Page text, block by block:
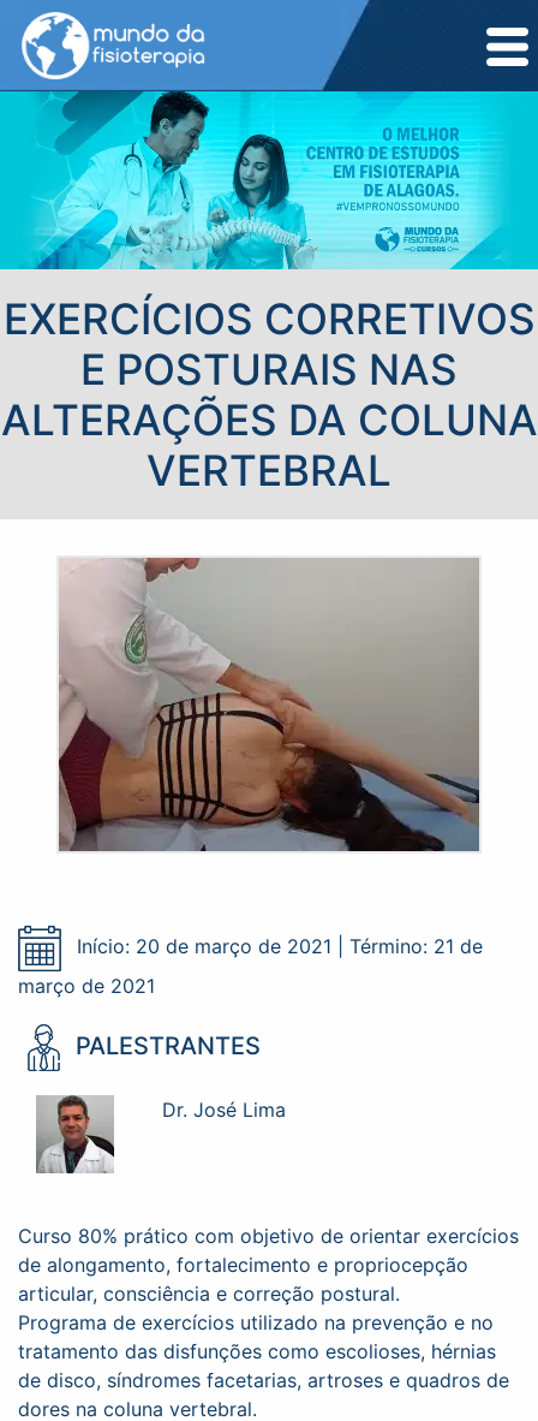
EXERCÍCIOS CORRETIVOS
E POSTURAIS NAS
ALTERAÇÕES DA COLUNA
VERTEBRAL
Início: 20 de março de 2021 | Término: 21 de
março de 2021
PALESTRANTES
Dr. José Lima
Curso 80% prático com objetivo de orientar exercícios
de alongamento, fortalecimento e propriocepção
articular, consciência e correção postural.
Programa de exercícios utilizado na prevenção e no
tratamento das disfunções como escolioses, hérnias
de disco, síndromes facetarias, artroses e quadros de
dores na coluna vertebral.